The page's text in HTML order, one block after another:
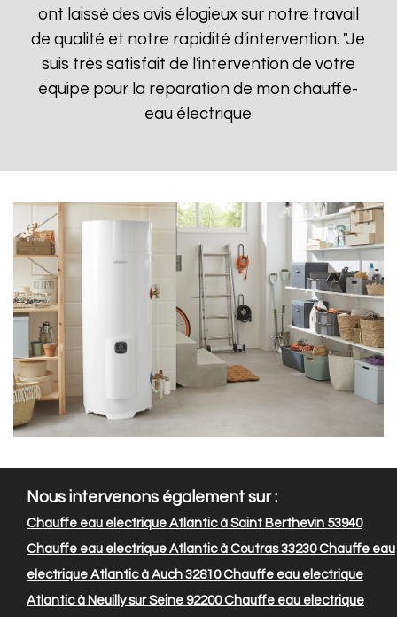
ont laissé des avis élogieux sur notre travail
de qualité et notre rapidité d'intervention. "Je
suis très satisfait de l'intervention de votre
équipe pour la réparation de mon chauffe-
eau électrique
Nous intervenons également sur :
Chauffe eau electrique Atlantic à Saint Berthevin 53940
Chauffe eau electrique Atlantic à Coutras 33230Chauffe eau
electrique Atlantic à Auch 32810Chauffe eau electrique
Atlantic à Neuilly sur Seine 92200Chauffe eau electrique